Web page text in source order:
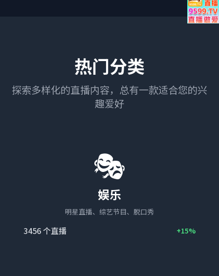
热门分类
探索多样化的直播内容，总有一款适合您的兴
趣爱好
🎭
娱乐
明星直播、综艺节目、脱口秀
3456个直播 +15%